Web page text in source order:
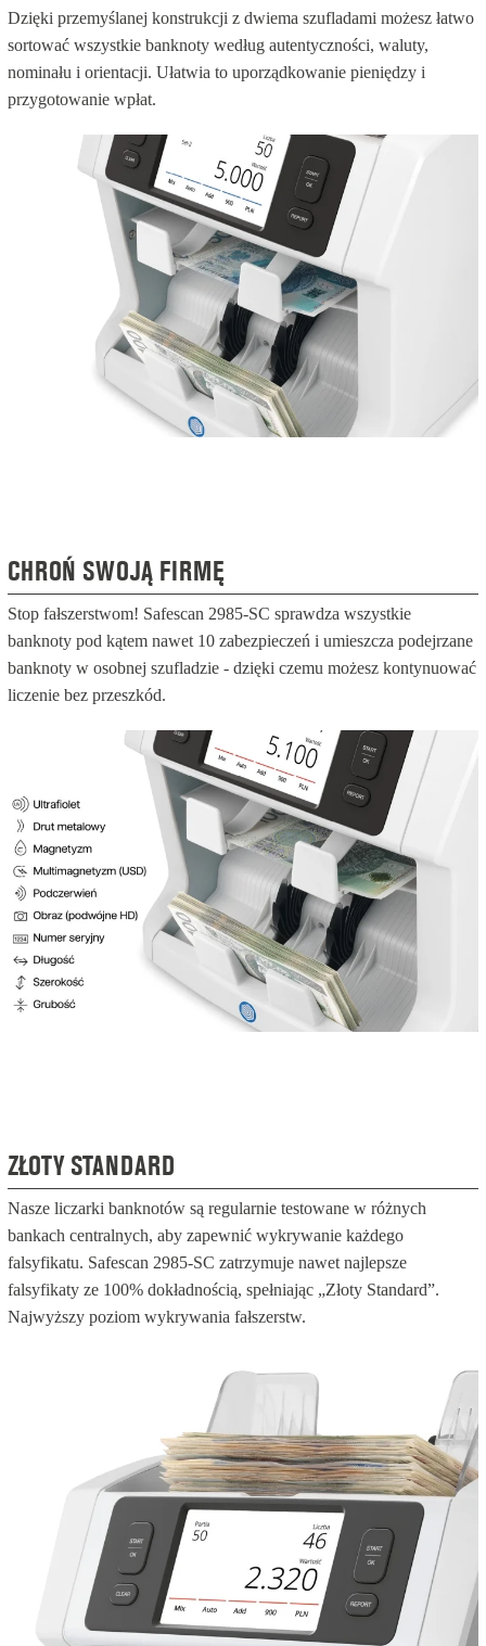
Dzięki przemyślanej konstrukcji z dwiema szufladami możesz łatwo
sortować wszystkie banknoty według autentyczności, waluty,
nominału i orientacji. Ułatwia to uporządkowanie pieniędzy i
przygotowanie wpłat.
CHROŃ SWOJĄ FIRMĘ
Stop fałszerstwom! Safescan 2985-SC sprawdza wszystkie
banknoty pod kątem nawet 10 zabezpieczeń i umieszcza podejrzane
banknoty w osobnej szufladzie - dzięki czemu możesz kontynuować
liczenie bez przeszkód.
ZŁOTY STANDARD
Nasze liczarki banknotów są regularnie testowane w różnych
bankach centralnych, aby zapewnić wykrywanie każdego
falsyfikatu. Safescan 2985-SC zatrzymuje nawet najlepsze
falsyfikaty ze 100% dokładnością, spełniając „Złoty Standard”.
Najwyższy poziom wykrywania fałszerstw.